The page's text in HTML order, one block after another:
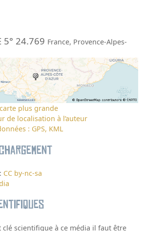
5° 24.769 France, Provence-Alpes-
plus grande
de localisation à l’auteur
: GPS, KML
CC by-nc-sa
scientifique à ce média il faut être